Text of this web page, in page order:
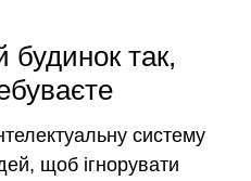
будинок так,
систему
щоб ігнорувати